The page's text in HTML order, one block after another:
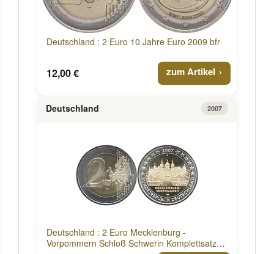
Deutschland : 2 Euro 10 Jahre Euro 2009 bfr
12,00 € zum Artikel
Deutschland 2007
Deutschland : 2 Euro Mecklenburg -
Vorpommern Schloß Schwerin Komplettsatz